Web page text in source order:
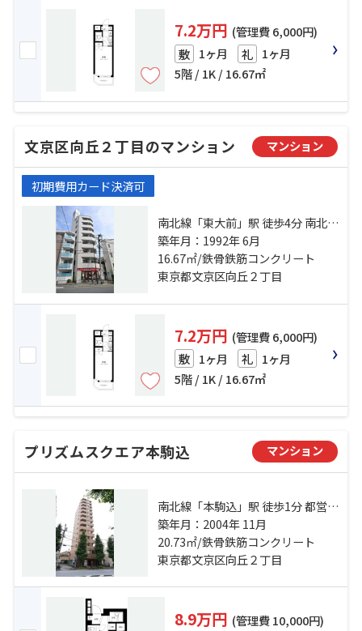
7.2万円 (管理費 6,000円)
敷 1ヶ月 礼 1ヶ月
5階 / 1K / 16.67㎡
文京区向丘２丁目のマンション マンション
初期費用カード決済可
南北線「東大前」駅 徒歩4分 南北線
「本駒込」駅 徒歩6分 都営三田線
「白山」駅 徒歩8分
築年月：1992年 6月
16.67㎡/鉄骨鉄筋コンクリート
東京都文京区向丘２丁目
7.2万円 (管理費 6,000円)
敷 1ヶ月 礼 1ヶ月
5階 / 1K / 16.67㎡
プリズムスクエア本駒込 マンション
南北線「本駒込」駅 徒歩1分 都営三
田線「白山」駅 徒歩4分 南北線「東
大前」駅 徒歩9分
築年月：2004年 11月
20.73㎡/鉄骨鉄筋コンクリート
東京都文京区向丘２丁目
8.9万円 (管理費 10,000円)